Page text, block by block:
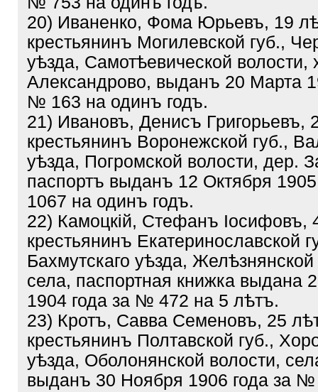
20) Иваненко, Фома Юрьевъ, 19
крестьянинъ Могилевской губ.,
уѣзда, Самотѣевической волости,
Александрово, выданъ 20 Марта
№ 163 на одинъ годъ.
21) Ивановъ, Денисъ Григорьевъ,
крестьянинъ Воронежской губ.,
уѣзда, Погромской волости, дер.
паспортъ выданъ 12 Октября
1067 на одинъ годъ.
22) Камоцкій, Стефанъ Іосифовъ,
крестьянинъ Екатеринославской
Бахмутскаго уѣзда,
села, паспортная книжка выдана
1904 года за № 472 на 5 лѣтъ.
23) Кротъ, Савва Семеновъ, 25
крестьянинъ Полтавской губ.,
уѣзда, Оболонянской волости,
выданъ 30 Ноября 1906 года за